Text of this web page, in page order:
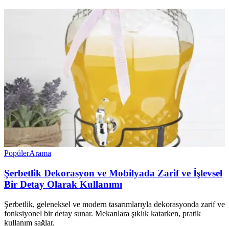
PopülerArama
Şerbetlik Dekorasyon ve Mobilyada Zarif ve İşlevsel
Bir Detay Olarak Kullanımı
Şerbetlik, geleneksel ve modern tasarımlarıyla dekorasyonda zarif ve
fonksiyonel bir detay sunar. Mekanlara şıklık katarken, pratik
kullanım sağlar.